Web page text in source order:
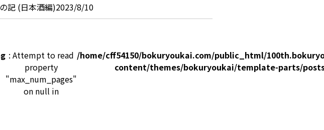
記 (日本酒編)2023/8/10
: Attempt to read
property
"max_num_pages"
on null in
/home/cff54150/bokuryoukai.com/public_html/
content/themes/bokuryoukai/template-parts/